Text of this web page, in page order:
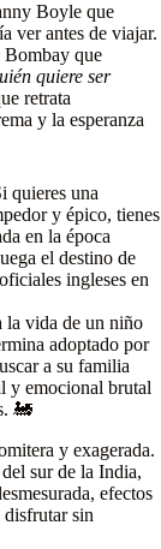
Boyle que
ver antes de viajar.
Bombay que
quiere ser
retrata
y la esperanza
quieres una
y épico, tienes
en la época
el destino de
ingleses en
la vida de un niño
adoptado por
a su familia
y emocional brutal
🚂
y exagerada.
sur de la India,
efectos
sin